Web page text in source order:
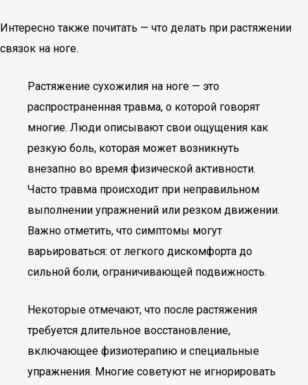
Интересно также почитать — что делать при растяжении
связок на ноге.
Растяжение сухожилия на ноге — это
распространенная травма, о которой говорят
многие. Люди описывают свои ощущения как
резкую боль, которая может возникнуть
внезапно во время физической активности.
Часто травма происходит при неправильном
выполнении упражнений или резком движении.
Важно отметить, что симптомы могут
варьироваться: от легкого дискомфорта до
сильной боли, ограничивающей подвижность.
Некоторые отмечают, что после растяжения
требуется длительное восстановление,
включающее физиотерапию и специальные
упражнения. Многие советуют не игнорировать